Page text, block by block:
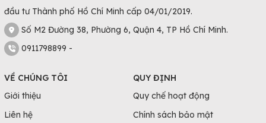
đầu tư Thành phố Hồ Chí Minh cấp 04/01/2019.
Số M2 Đường 38, Phường 6, Quận 4, TP Hồ Chí Minh.
0911798899 -
VỀ CHÚNG TÔI
Giới thiệu
Liên hệ
QUY ĐỊNH
Quy chế hoạt động
Chính sách bảo mật